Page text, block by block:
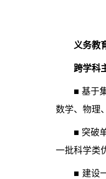
义务教
跨学科主
■ 基于集
数学、物理
■ 突破单
一批科学类
■ 建设一